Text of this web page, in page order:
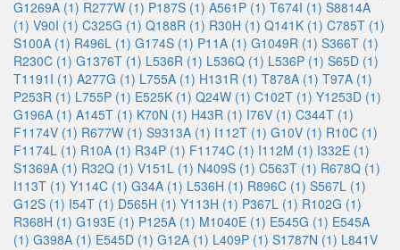
G1269A (1) R277W (1) P187S (1) A561P (1) T674I (1) S8814A
(1) V90I (1) C325G (1) Q188R (1) R30H (1) Q141K (1) C785T (1)
S100A (1) R496L (1) G174S (1) P11A (1) G1049R (1) S366T (1)
R230C (1) G1376T (1) L536R (1) L536Q (1) L536P (1) S65D (1)
T1191I (1) A277G (1) L755A (1) H131R (1) T878A (1) T97A (1)
P253R (1) L755P (1) E525K (1) Q24W (1) C102T (1) Y1253D (1)
G196A (1) A145T (1) K70N (1) H43R (1) I76V (1) C344T (1)
F1174V (1) R677W (1) S9313A (1) I112T (1) G10V (1) R10C (1)
F1174L (1) R10A (1) R34P (1) F1174C (1) I112M (1) I332E (1)
S1369A (1) R32Q (1) V151L (1) N409S (1) C563T (1) R678Q (1)
I113T (1) Y114C (1) G34A (1) L536H (1) R896C (1) S567L (1)
G12S (1) I54T (1) D565H (1) Y113H (1) P367L (1) R102G (1)
R368H (1) G193E (1) P125A (1) M1040E (1) E545G (1) E545A
(1) G398A (1) E545D (1) G12A (1) L409P (1) S1787N (1) L841V